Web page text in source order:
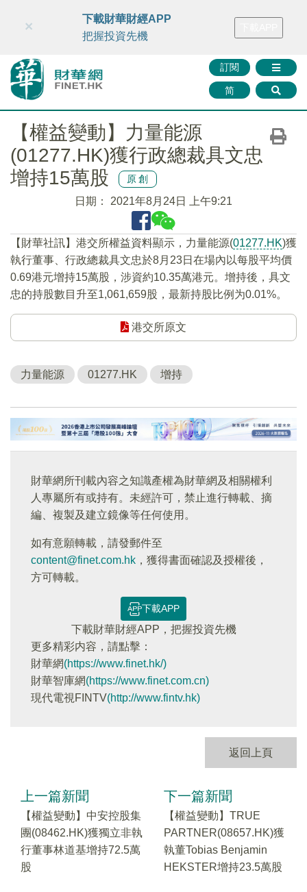
財華智庫網 FINTV FINMETA 財華證券 媒體矩陣
訂閱
简
×
下載財華財經APP
把握投資先機
【權益變動】力量能源
(01277.HK)獲行政總裁具文忠
增持15萬股
原創
日期： 2021年8月24日 上午9:21
【財華社訊】港交所權益資料顯示，力量能源(01277.HK)獲
執行董事、行政總裁具文忠於8月23日在場內以每股平均價
0.69港元增持15萬股，涉資約10.35萬港元。增持後，具文
忠的持股數目升至1,061,659股，最新持股比例为0.01%。
港交所原文
力量能源 01277.HK 增持
財華網所刊載內容之知識產權為財華網及相關權利
人專屬所有或持有。未經許可，禁止進行轉載、摘
編、複製及建立鏡像等任何使用。
如有意願轉載，請發郵件至
content@finet.com.hk ，獲得書面確認及授權後，
方可轉載。
下載APP
下載財華財經APP，把握投資先機
更多精彩内容，請點擊：
財華網(https://www.finet.hk/)
財華智庫網(https://www.finet.com.cn)
現代電視FINTV(http://www.fintv.hk)
返回上頁
上一篇新聞
【權益變動】中安控股集
團(08462.HK)獲獨立非執
行董事林道基增持72.5萬
股
下一篇新聞
【權益變動】TRUE
PARTNER(08657.HK)獲
執董Tobias Benjamin
HEKSTER增持23.5萬股